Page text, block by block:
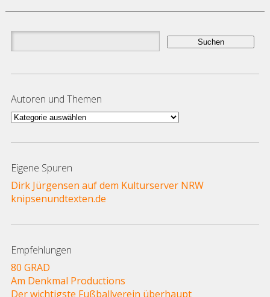
Suchen
nach:
Autoren und Themen
Autoren
Themen
Eigene Spuren
Dirk Jürgensen auf dem Kulturserver NRW
knipsenundtexten.de
Empfehlungen
80 GRAD
Am Denkmal Productions
Der wichtigste Fußballverein überhaupt